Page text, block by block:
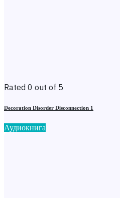
Rated 0 out of 5
Decoration Disorder Disconnection 1
Аудиокнига